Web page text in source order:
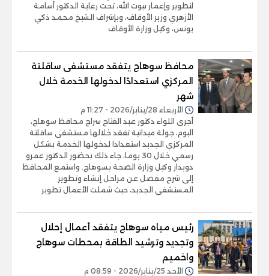
لتطوير وإعمار بيوت الله، تحت رعاية الدكتور أسامة
الأزهري وزير الأوقاف، وبإشراف الشيخ محمد ذكي
يونس، وكيل وزارة الأوقاف
محافظ سوهاج يتفقد مستشفى ساقلتة
المركزي استعدادًا لدخولها الخدمة خلال
شهر
الأربعاء 28/يناير/2026 - 11:27 م
أجرى اللواء دكتور عبد الفتاح سراج محافظ سوهاج،
اليوم، جولة ميدانية تفقد خلالها مستشفى ساقلتة
المركزي الجديد استعدادا لدخولها الخدمة بشكل
رسمي خلال 30 يوما، جاء ذلك بحضور الدكتور عمرو
دويدار وكيل وزارة الصحة بسوهاج. واستمع المحافظ
إلى شرح مفصل عن مراحل إنشاء وتطوير
المستشفى الجديد، حيث شملت الأعمال تطوير
رئيس مياه سوهاج يتفقد أعمال إحلال
وتجديد وترشيد الطاقة بمحطات سوهاج
واخميم
الأحد 25/يناير/2026 - 08:59 م